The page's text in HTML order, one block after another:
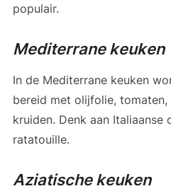
populair.
Mediterrane keuken
In de Mediterrane keuken
bereid met olijfolie,
kruiden. Denk aan Italiaanse
ratatouille.
Aziatische keuken